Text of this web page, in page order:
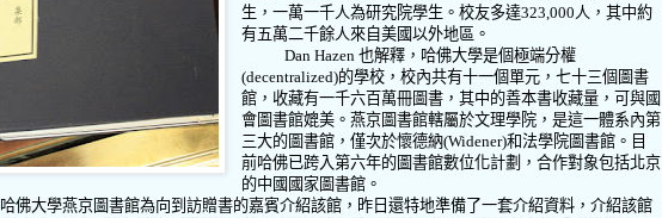
生，一萬一千人為研究院學生。校友多達323,000人，其中約
有五萬二千餘人來自美國以外地區。
Dan Hazen也解釋，哈佛大學是個極端分權
(decentralized)的學校，校內共有十一個單元，七十三個圖書
館，收藏有一千六百萬冊圖書，其中的善本書收藏量，可與國
會圖書館媲美。燕京圖書館轄屬於文理學院，是這一體系內第
三大的圖書館，僅次於懷德納(Widener)和法學院圖書館。目
前哈佛已跨入第六年的圖書館數位化計劃，合作對象包括北京
的中國國家圖書館。
哈佛大學燕京圖書館為向到訪贈書的嘉賓介紹該館，昨日還特地準備了一套介紹資料，介紹該館